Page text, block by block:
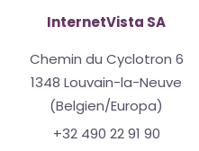
InternetVista SA
Chemin du Cyclotron 6
1348 Louvain-la-Neuve
(Belgien/Europa)
+32 490 22 91 90